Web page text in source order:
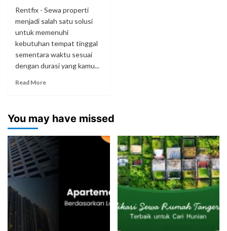
Rentfix - Sewa properti
menjadi salah satu solusi
untuk memenuhi
kebutuhan tempat tinggal
sementara waktu sesuai
dengan durasi yang kamu...
Read More
You may have missed